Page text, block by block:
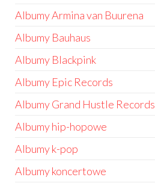
Albumy Armina van Buurena
Albumy Bauhaus
Albumy Blackpink
Albumy Epic Records
Albumy Grand Hustle Records
Albumy hip-hopowe
Albumy k-pop
Albumy koncertowe